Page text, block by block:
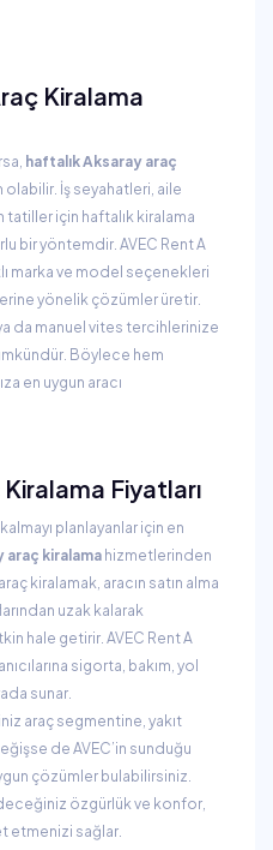
Kiralama
haftalık Aksaray araç
olabilir. İş seyahatleri, aile
tatiller için haftalık kiralama
bir yöntemdir. AVEC Rent A
marka ve model seçenekleri
yönelik çözümler üretir.
da manuel vites tercihlerinize
Böylece hem
en uygun aracı
Fiyatları
planlayanlar için en
araç kiralama hizmetlerinden
kiralamak, aracın satın alma
uzak kalarak
hale getirir. AVEC Rent A
sigorta, bakım, yol
sunar.
araç segmentine, yakıt
de AVEC’in sunduğu
çözümler bulabilirsiniz.
özgürlük ve konfor,
etmenizi sağlar.